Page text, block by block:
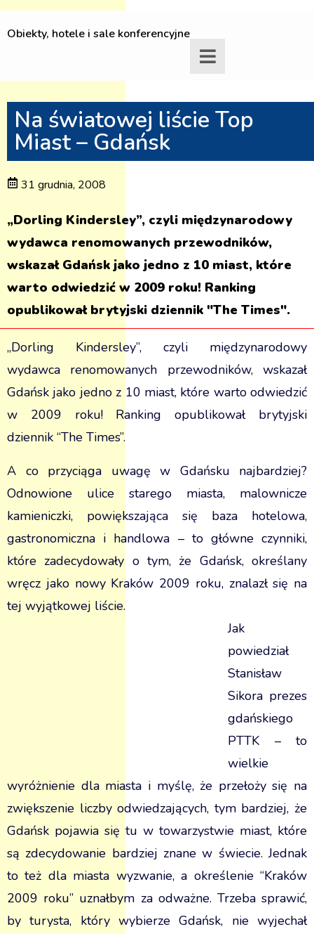
Obiekty, hotele i sale konferencyjne
Na światowej liście Top
Miast – Gdańsk
31 grudnia, 2008
„Dorling Kindersley”, czyli międzynarodowy
wydawca renomowanych przewodników,
wskazał Gdańsk jako jedno z 10 miast, które
warto odwiedzić w 2009 roku! Ranking
opublikował brytyjski dziennik "The Times".
„Dorling Kindersley”, czyli międzynarodowy
wydawca renomowanych przewodników, wskazał
Gdańsk jako jedno z 10 miast, które warto odwiedzić
w 2009 roku! Ranking opublikował brytyjski
dziennik “The Times”.
A co przyciąga uwagę w Gdańsku najbardziej?
Odnowione ulice starego miasta, malownicze
kamieniczki, powiększająca się baza hotelowa,
gastronomiczna i handlowa – to główne czynniki,
które zadecydowały o tym, że Gdańsk, określany
wręcz jako nowy Kraków 2009 roku, znalazł się na
tej wyjątkowej liście.
Jak
powiedział
Stanisław
Sikora prezes
gdańskiego
PTTK – to
wielkie
wyróżnienie dla miasta i myślę, że przełoży się na
zwiększenie liczby odwiedzających, tym bardziej, że
Gdańsk pojawia się tu w towarzystwie miast, które
są zdecydowanie bardziej znane w świecie. Jednak
to też dla miasta wyzwanie, a określenie “Kraków
2009 roku” uznałbym za odważne. Trzeba sprawić,
by turysta, który wybierze Gdańsk, nie wyjechał